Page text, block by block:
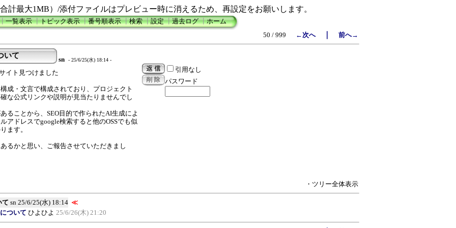
計最大1MB）/添付ファイルはプレビュー時に消えるため、再設定をお願いします。
一覧表示┃トピック表示┃番号順表示┃検索┃設定┃過去ログ┃ホーム
50 / 999
←次へ｜ 前へ→
いて sn - 25/6/25(水) 18:14 -
イト見つけました
成・文言で構成されており、プロジェクト
な公式リンクや説明が見当たりませんでし
ることから、SEO目的で作られたAI生成によ
アドレスでgoogle検索すると他のOSSでも似
ます。
るかと思い、ご報告させていただきまし
引用なし
パスワード
・ツリー全体表示
て sn 25/6/25(水) 18:14 ≪
ついて ひよひよ 25/6/26(木) 21:20